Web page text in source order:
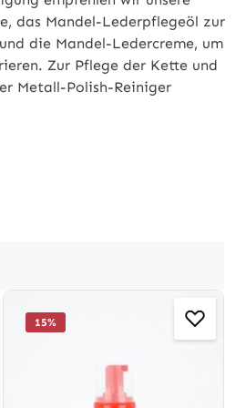
das Mandel-Lederpflegeöl zur
die Mandel-Ledercreme, um
Zur Pflege der Kette und
Metall-Polish-Reiniger
15%